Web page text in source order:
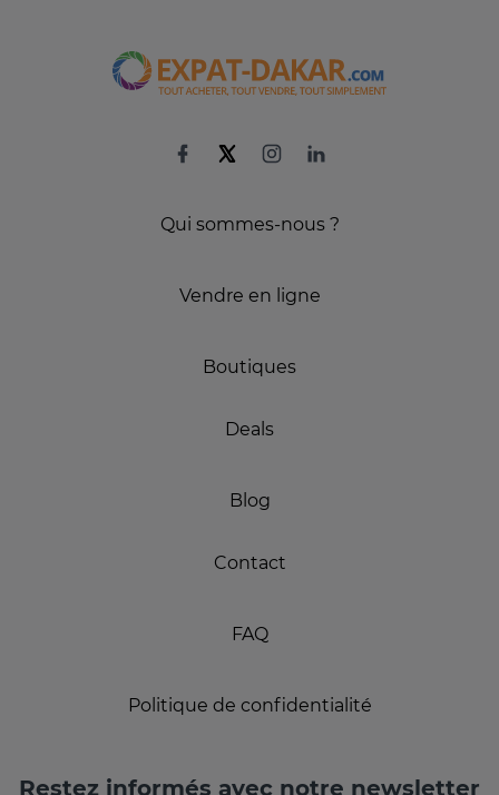
Qui sommes-nous ?
Vendre en ligne
Boutiques
Deals
Blog
Contact
FAQ
Politique de confidentialité
Restez informés avec notre newsletter